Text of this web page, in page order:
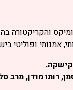
והקריקטורה
אמנותי ופוליטי
קישקה.
רותו מודן, מרב